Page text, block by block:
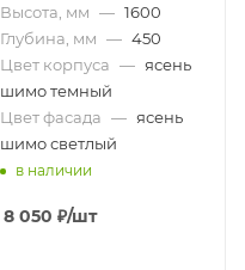
Высота, мм — 1600
Глубина, мм — 450
Цвет корпуса — ясень
шимо темный
Цвет фасада — ясень
шимо светлый
в наличии
8 050 ₽/шт